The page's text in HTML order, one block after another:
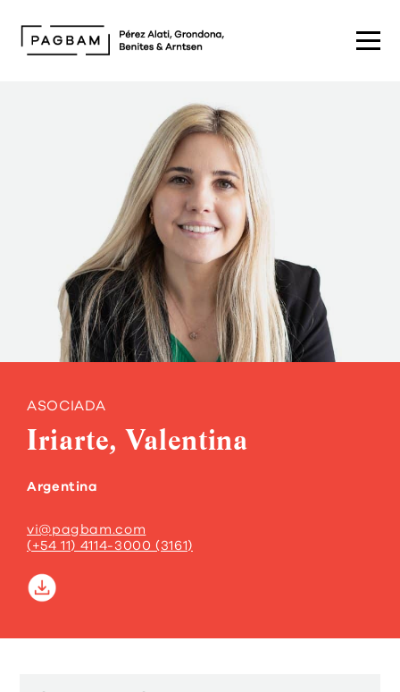
ASOCIADA
Iriarte, Valentina
Argentina
vi@pagbam.com
(+54 11) 4114-3000 (3161)